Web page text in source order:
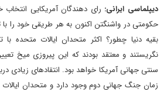
دیپلماسی ایرانی: رای دهندگان آمریکایی انتخاب
حکومتی در واشنگتن اکنون به هر طریقی خود را با
بقیه دنیا چطور؟ اکثر متحدان ایالات متحده
نگریستند و معتقد بودند که این پیروزی میخ
سنتی جهانی آمریکا خواهد بود. انتقادهای زیادی
زمان جنگ جهانی دوم وجود دارد و متحدان